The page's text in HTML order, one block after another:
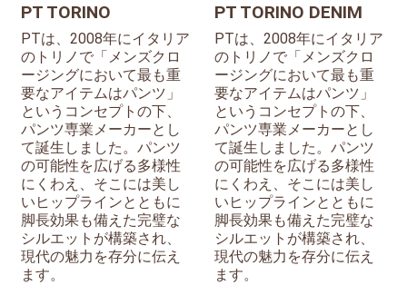
PT TORINO
PTは、2008年にイタリア
のトリノで「メンズクロ
ージングにおいて最も重
要なアイテムはパンツ」
というコンセプトの下、
パンツ専業メーカーとし
て誕生しました。パンツ
の可能性を広げる多様性
にくわえ、そこには美し
いヒップラインとともに
脚長効果も備えた完璧な
シルエットが構築され、
現代の魅力を存分に伝え
ます。
PT TORINO DENIM
PTは、2008年にイタリア
のトリノで「メンズクロ
ージングにおいて最も重
要なアイテムはパンツ」
というコンセプトの下、
パンツ専業メーカーとし
て誕生しました。パンツ
の可能性を広げる多様性
にくわえ、そこには美し
いヒップラインとともに
脚長効果も備えた完璧な
シルエットが構築され、
現代の魅力を存分に伝え
ます。